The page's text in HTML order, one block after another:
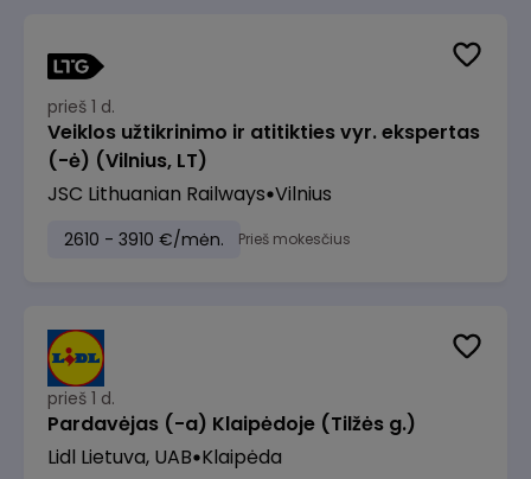
prieš 1 d.
Veiklos užtikrinimo ir atitikties vyr. ekspertas
(-ė) (Vilnius, LT)
JSC Lithuanian Railways Vilnius
2610 - 3910 €/mėn. Prieš mokesčius
prieš 1 d.
Pardavėjas (-a) Klaipėdoje (Tilžės g.)
Lidl Lietuva, UAB Klaipėda